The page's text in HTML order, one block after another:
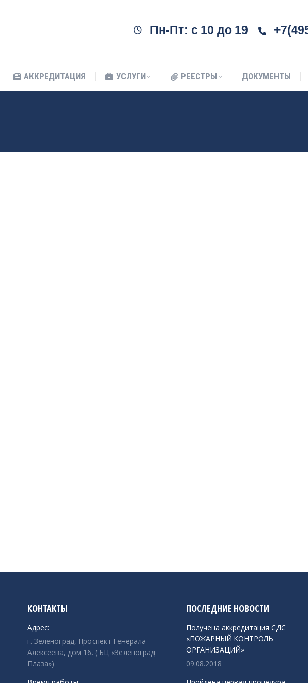
Пн-Пт: c 10 до 19
АККРЕДИТАЦИЯ УСЛУГИ РЕЕСТРЫ ДОКУМЕНТЫ
КОНТАКТЫ
Адрес:
г. Зеленоград, Проспект Генерала
Алексеева, дом 16. ( БЦ «Зеленоград
Плаза»)
ПОСЛЕДНИЕ НОВОСТИ
Получена аккредитация СДС
«ПОЖАРНЫЙ КОНТРОЛЬ
ОРГАНИЗАЦИЙ»
09.08.2018